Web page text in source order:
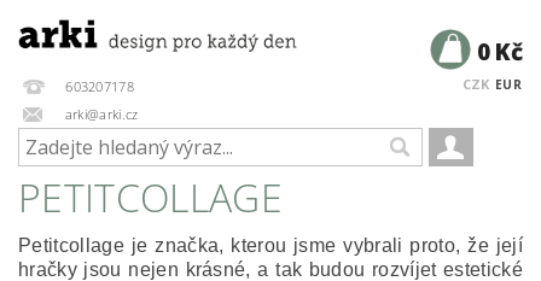
603207178
arki@arki.cz
CZK EUR
0 Kč
PETITCOLLAGE
Petitcollage je značka, kterou jsme vybrali proto, že její
hračky jsou nejen krásné, a tak budou rozvíjet estetické